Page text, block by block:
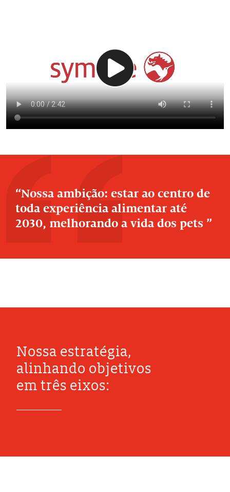
Nossa ambição: estar ao centro de
toda experiência alimentar até
2030, melhorando a vida dos pets
Nossa estratégia,
alinhando objetivos
em três eixos: